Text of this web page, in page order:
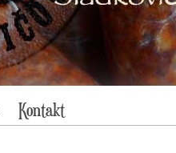
Kontakt